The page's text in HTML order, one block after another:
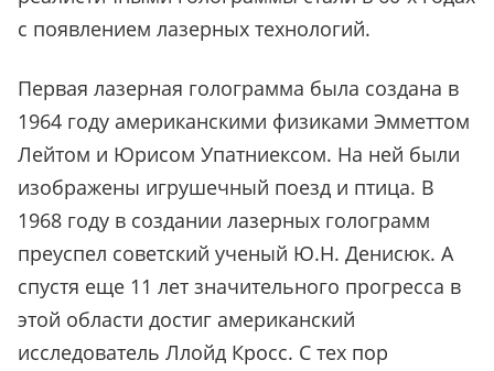
с появлением лазерных технологий.
Первая лазерная голограмма была создана в
1964 году американскими физиками Эмметтом
Лейтом и Юрисом Упатниексом. На ней были
изображены игрушечный поезд и птица. В
1968 году в создании лазерных голограмм
преуспел советский ученый Ю.Н. Денисюк. А
спустя еще 11 лет значительного прогресса в
этой области достиг американский
исследователь Ллойд Кросс. С тех пор